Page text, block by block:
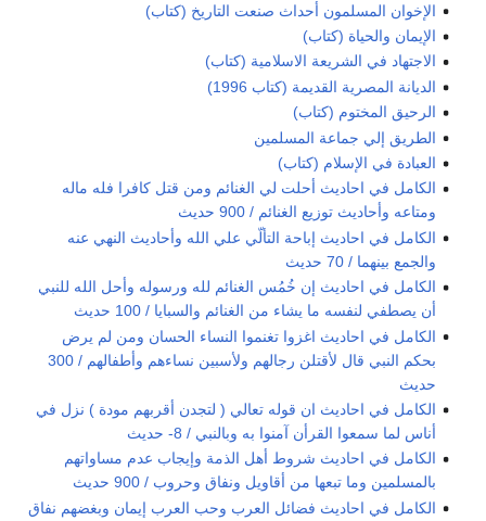
الإخوان المسلمون أحداث صنعت التاريخ (كتاب)
الإيمان والحياة (كتاب)
الاجتهاد في الشريعة الاسلامية (كتاب)
الديانة المصرية القديمة (كتاب 1996)
الرحيق المختوم (كتاب)
الطريق إلي جماعة المسلمين
العبادة في الإسلام (كتاب)
الكامل في احاديث أحلت لي الغنائم ومن قتل كافرا فله ماله
ومتاعه وأحاديث توزيع الغنائم / 900 حديث
الكامل في احاديث إباحة التألّي علي الله وأحاديث النهي عنه
والجمع بينهما / 70 حديث
الكامل في احاديث إن خُمُس الغنائم لله ورسوله وأحل الله للنبي
أن يصطفي لنفسه ما يشاء من الغنائم والسبايا / 100 حديث
الكامل في احاديث اغزوا تغنموا النساء الحسان ومن لم يرض
بحكم النبي قال لأقتلن رجالهم ولأسبين نساءهم وأطفالهم / 300
حديث
الكامل في احاديث ان قوله تعالي ( لتجدن أقربهم مودة ) نزل في
أناس لما سمعوا القرأن آمنوا به وبالنبي / 8- حديث
الكامل في احاديث شروط أهل الذمة وإيجاب عدم مساواتهم
بالمسلمين وما تبعها من أقاويل ونفاق وحروب / 900 حديث
الكامل في احاديث فضائل العرب وحب العرب إيمان وبغضهم نفاق